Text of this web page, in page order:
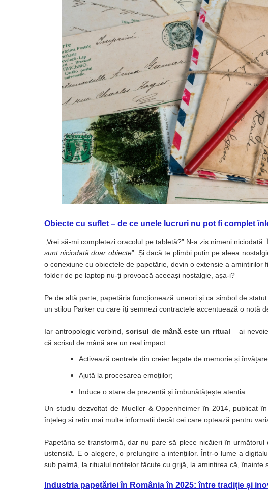
Ecrane de proiectie
Table magnetice (whiteboard-uri)
Electronice si accesorii tech
Gadgeturi mobile
Securitate digitala
Adaptoare de calatorie
Cabluri si conectivitate
Incarcatoare wireless
Incarcatoare cu fir si auto
Ceasuri smart - Smartwatch
Baterii externe - Powerbanks
Cartuse, tonere, consumabile PC
Standuri PC si suporturi
ergonomice
Suporturi si huse telefoane &
Ergnonomice
Boxe portabile
Tehnica si mobilier pentru birou
Accesorii mobilier
Ghilotine și Trimmere
Distrugatoare documente
Cosuri de gunoi pentru birou
Scaune, birouri si produse
Obiecte cu suflet – de ce unele lucruri nu pot fi complet
„Vrei să-mi completezi oracolul pe tabletă?” N-a zis nimeni
sunt niciodată doar obiecte”. Și dacă te plimbi puțin pe aleea
o conexiune cu obiectele de papetărie, devin o extensie a
folder de pe laptop nu-ți provoacă aceeași nostalgie, așa-i?
Pe de altă parte, papetăria funcționează uneori și ca simbol de
un stilou Parker cu care îți semnezi contractele accentuează o notă
Iar antropologic vorbind,scrisul de mână este un ritual– ai
că scrisul de mână are un real impact:
Activează centrele din creier legate de memorie și
Ajută la procesarea emoțiilor;
Induce o stare de prezență și îmbunătățește atenția.
Un studiu dezvoltat de Mueller & Oppenheimer în 2014, publicat
înțeleg și rețin mai multe informații decât cei care optează pentru
Papetăria se transformă, dar nu pare să plece nicăieri în
ustensilă. E o alegere, o prelungire a intențiilor. Într-o lume a
sub palmă, la ritualul notițelor făcute cu grijă, la amintirea că, înainte
Industria papetăriei în România în 2025: între tradiție și